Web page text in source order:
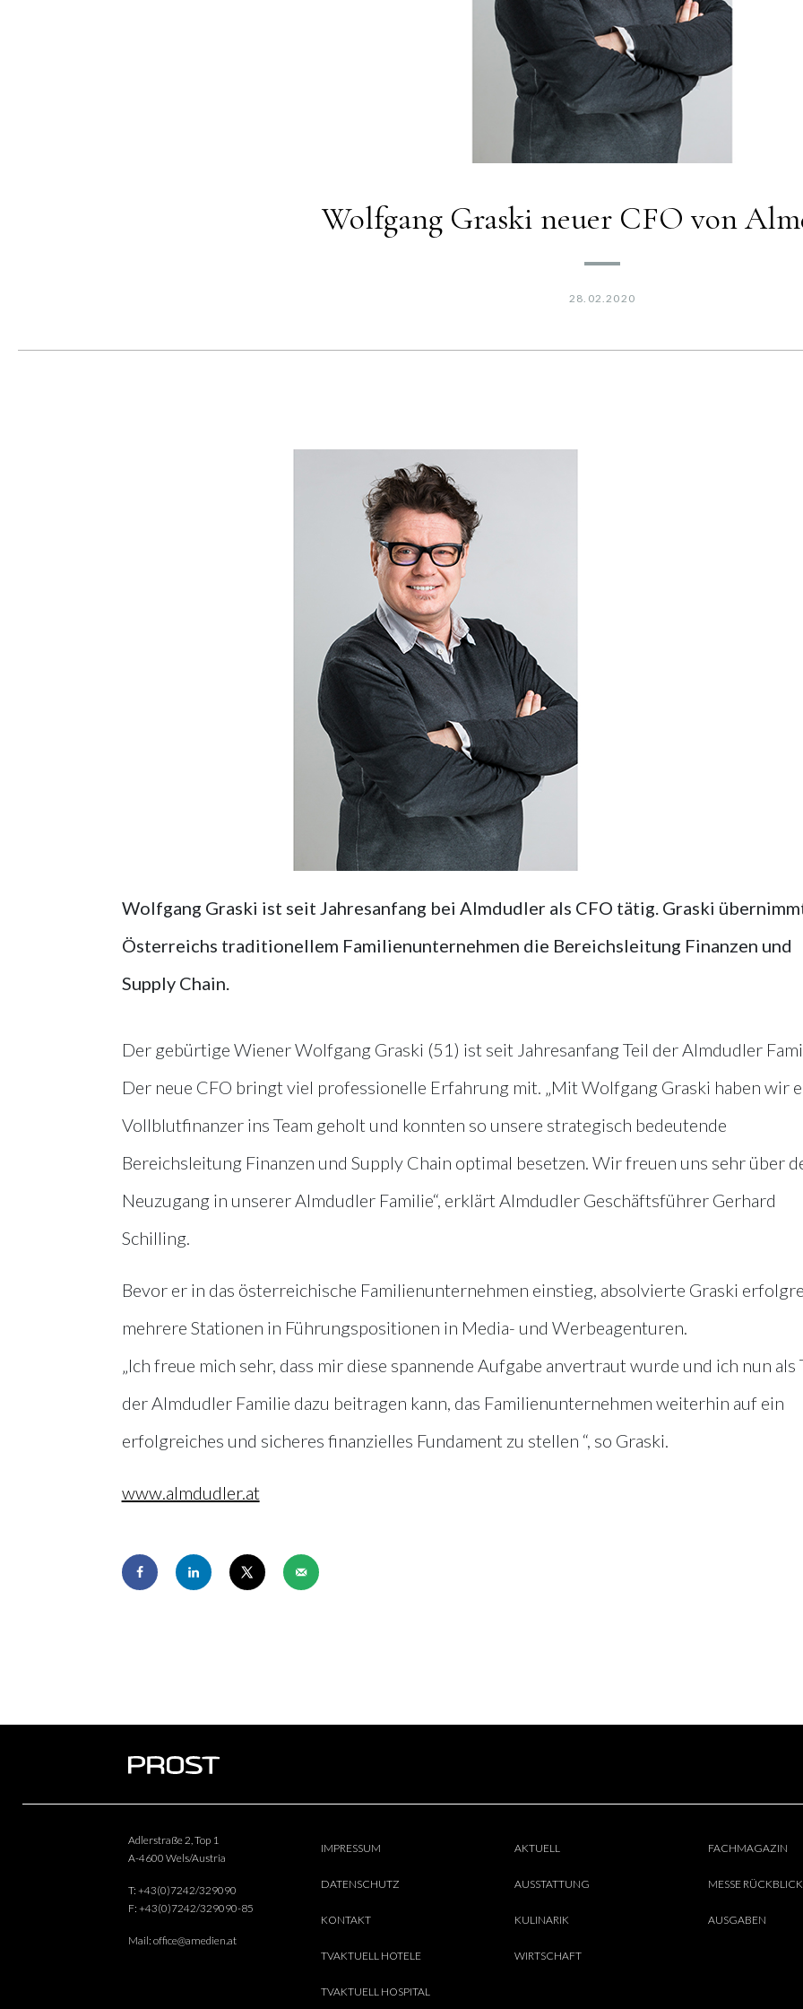
Wolfgang Graski neuer CFO von
28.02.2020
Wolfgang Graski ist seit Jahresanfang bei Almdudler als CFO tätig. Graski
Österreichs traditionellem Familienunternehmen die Bereichsleitung Finanzen und
Supply Chain.
Der gebürtige Wiener Wolfgang Graski (51) ist seit Jahresanfang Teil der Almdudler
Der neue CFO bringt viel professionelle Erfahrung mit. „Mit Wolfgang Graski haben wir
Vollblutfinanzer ins Team geholt und konnten so unsere strategisch bedeutende
Bereichsleitung Finanzen und Supply Chain optimal besetzen. Wir freuen uns sehr über
Neuzugang in unserer Almdudler Familie“, erklärt Almdudler Geschäftsführer Gerhard
Schilling.
Bevor er in das österreichische Familienunternehmen einstieg, absolvierte Graski
mehrere Stationen in Führungspositionen in Media- und Werbeagenturen.
„Ich freue mich sehr, dass mir diese spannende Aufgabe anvertraut wurde und ich nun als
der Almdudler Familie dazu beitragen kann, das Familienunternehmen weiterhin auf ein
erfolgreiches und sicheres finanzielles Fundament zu stellen “, so Graski.
www.almdudler.at
Adlerstraße 2, Top 1
A-4600 Wels/Austria
T: +43(0)7242/329090
F: +43(0)7242/329090-85
Mail: office@amedien.at
IMPRESSUM
DATENSCHUTZ
KONTAKT
TVAKTUELL HOTELE
TVAKTUELL HOSPITAL
AKTUELL
AUSSTATTUNG
KULINARIK
WIRTSCHAFT
FACHMAGAZIN
MESSE RÜCKBLICK
AUSGABEN